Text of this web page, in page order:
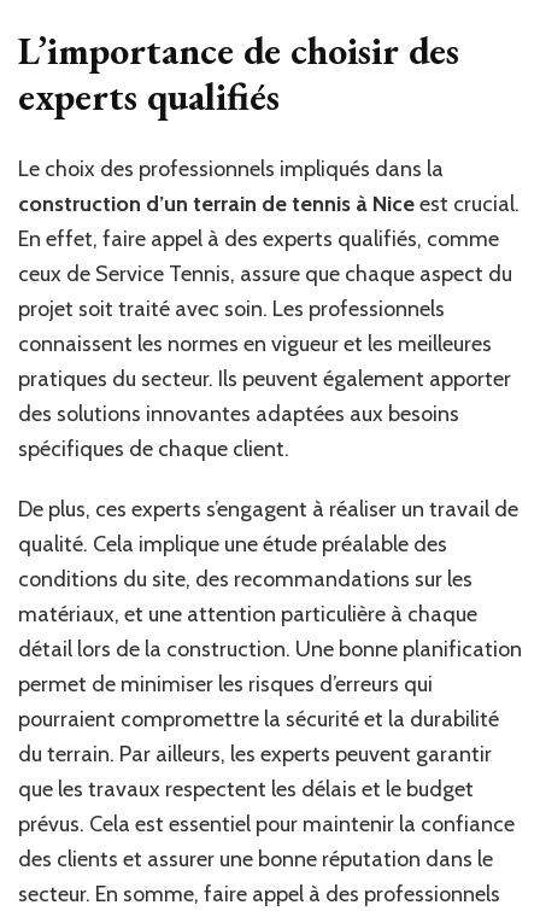
L’importance de choisir des
experts qualifiés
Le choix des professionnels impliqués dans la
construction d’un terrain de tennis à Niceest crucial.
En effet, faire appel à des experts qualifiés, comme
ceux de Service Tennis, assure que chaque aspect du
projet soit traité avec soin. Les professionnels
connaissent les normes en vigueur et les meilleures
pratiques du secteur. Ils peuvent également apporter
des solutions innovantes adaptées aux besoins
spécifiques de chaque client.
De plus, ces experts s’engagent à réaliser un travail de
qualité. Cela implique une étude préalable des
conditions du site, des recommandations sur les
matériaux, et une attention particulière à chaque
détail lors de la construction. Une bonne planification
permet de minimiser les risques d’erreurs qui
pourraient compromettre la sécurité et la durabilité
du terrain. Par ailleurs, les experts peuvent garantir
que les travaux respectent les délais et le budget
prévus. Cela est essentiel pour maintenir la confiance
des clients et assurer une bonne réputation dans le
secteur. En somme, faire appel à des professionnels